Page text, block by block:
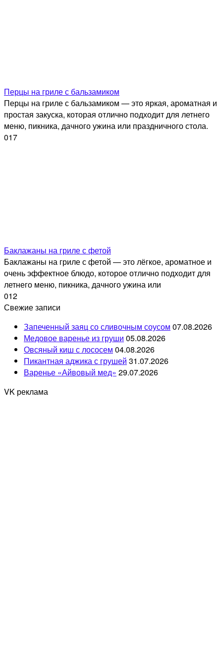
Перцы на гриле с бальзамиком
Перцы на гриле с бальзамиком — это яркая, ароматная и
простая закуска, которая отлично подходит для летнего
меню, пикника, дачного ужина или праздничного стола.
017
Баклажаны на гриле с фетой
Баклажаны на гриле с фетой — это лёгкое, ароматное и
очень эффектное блюдо, которое отлично подходит для
летнего меню, пикника, дачного ужина или
012
Свежие записи
Запеченный заяц со сливочным соусом 07.08.2026
Медовое варенье из груши 05.08.2026
Овсяный киш с лососем 04.08.2026
Пикантная аджика с грушей 31.07.2026
Варенье «Айвовый мед» 29.07.2026
VK реклама